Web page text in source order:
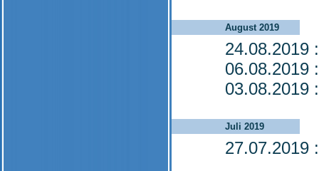
August 2019
24.08.2019
06.08.2019
03.08.2019
Juli 2019
27.07.2019